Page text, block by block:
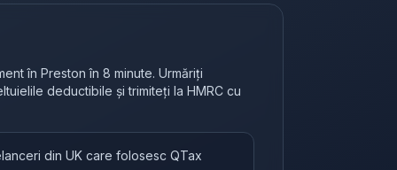
în Preston în 8 minute. Urmăriți
deductibile și trimiteți la HMRC cu
din UK care folosesc QTax